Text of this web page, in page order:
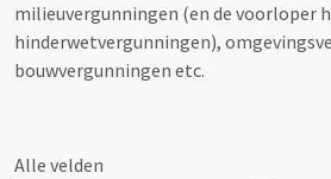
milieuvergunningen (en de voorloper
hinderwetvergunningen),
bouwvergunningen etc.
Alle velden